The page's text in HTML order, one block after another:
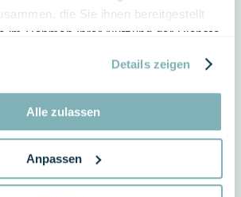
die Sie ihnen bereitgestellt
im Rahmen Ihrer Nutzung der Dienste
Details zeigen
Alle zulassen
Anpassen